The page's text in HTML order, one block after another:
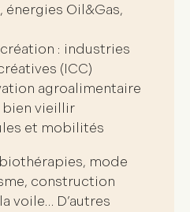
énergies Oil&Gas,
: industries
(ICC)
agroalimentaire
bien vieillir
et mobilités
mode
construction
voile… D’autres